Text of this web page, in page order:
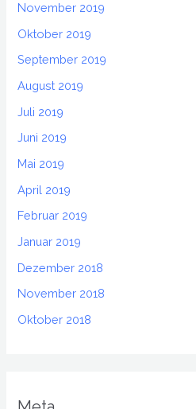
November 2019
Oktober 2019
September 2019
August 2019
Juli 2019
Juni 2019
Mai 2019
April 2019
Februar 2019
Januar 2019
Dezember 2018
November 2018
Oktober 2018